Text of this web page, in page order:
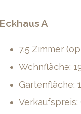
Eckhaus A
7.5 Zimmer
Wohnfläche:
Gartenfläche:
Verkaufspreis: